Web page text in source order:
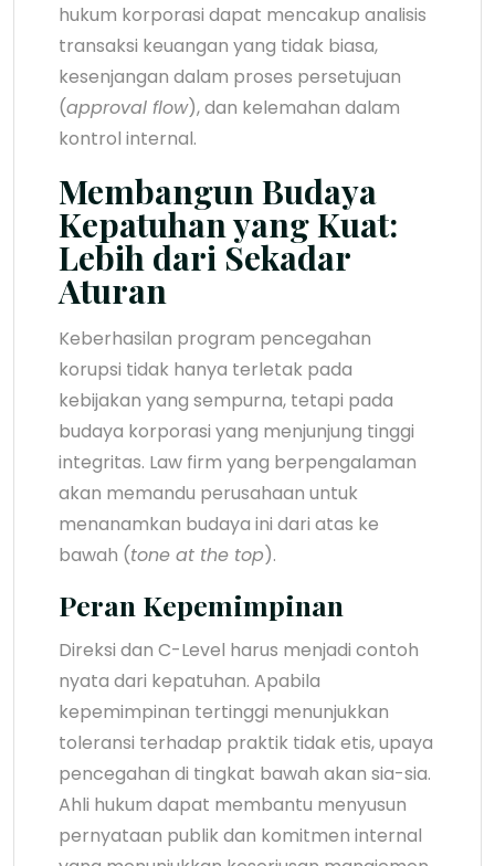
hukum korporasi dapat mencakup analisis
transaksi keuangan yang tidak biasa,
kesenjangan dalam proses persetujuan
(approval flow), dan kelemahan dalam
kontrol internal.
Membangun Budaya
Kepatuhan yang Kuat:
Lebih dari Sekadar
Aturan
Keberhasilan program pencegahan
korupsi tidak hanya terletak pada
kebijakan yang sempurna, tetapi pada
budaya korporasi yang menjunjung tinggi
integritas. Law firm yang berpengalaman
akan memandu perusahaan untuk
menanamkan budaya ini dari atas ke
bawah (tone at the top).
Peran Kepemimpinan
Direksi dan C-Level harus menjadi contoh
nyata dari kepatuhan. Apabila
kepemimpinan tertinggi menunjukkan
toleransi terhadap praktik tidak etis, upaya
pencegahan di tingkat bawah akan sia-sia.
Ahli hukum dapat membantu menyusun
pernyataan publik dan komitmen internal